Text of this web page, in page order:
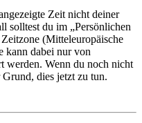
Zeit nicht deiner
solltest du im „Persönlichen
(Mitteleuropäische
kann dabei nur von
werden. Wenn du noch nicht
dies jetzt zu tun.